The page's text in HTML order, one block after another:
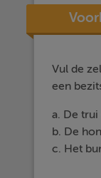
Vul de
een
a. De
b. De
c. Het